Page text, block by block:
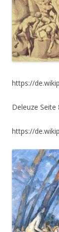
https://
Deleuze Seite
https://